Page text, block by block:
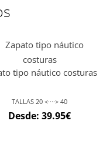
tipo náutico costuras
TALLAS 20 <····> 40
Desde:39.95€